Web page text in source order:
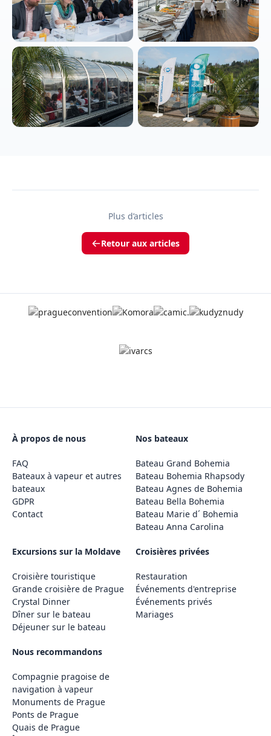
Plus d’articles
Retour aux articles
À propos de nous
FAQ
Bateaux à vapeur et autres
bateaux
GDPR
Contact
Nos bateaux
Bateau Grand Bohemia
Bateau Bohemia Rhapsody
Bateau Agnes de Bohemia
Bateau Bella Bohemia
Bateau Marie d´ Bohemia
Bateau Anna Carolina
Excursions sur la Moldave
Croisière touristique
Grande croisière de Prague
Crystal Dinner
Dîner sur le bateau
Déjeuner sur le bateau
Croisières privées
Restauration
Événements d'entreprise
Événements privés
Mariages
Nous recommandons
Compagnie pragoise de
navigation à vapeur
Monuments de Prague
Ponts de Prague
Quais de Prague